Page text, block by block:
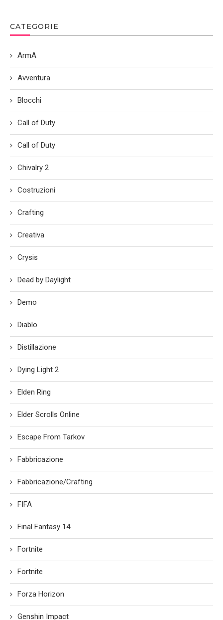
CATEGORIE
ArmA
Avventura
Blocchi
Call of Duty
Call of Duty
Chivalry 2
Costruzioni
Crafting
Creativa
Crysis
Dead by Daylight
Demo
Diablo
Distillazione
Dying Light 2
Elden Ring
Elder Scrolls Online
Escape From Tarkov
Fabbricazione
Fabbricazione/Crafting
FIFA
Final Fantasy 14
Fortnite
Fortnite
Forza Horizon
Genshin Impact